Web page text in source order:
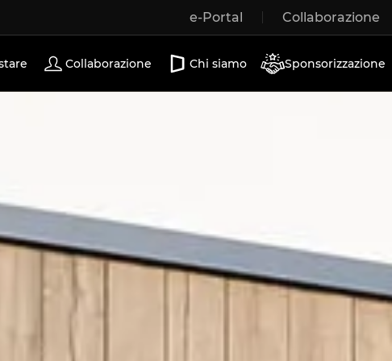
e-Portal Collaborazione
Porte scorrevoli
Collaborazione Chi siamo Sponsorizzazione